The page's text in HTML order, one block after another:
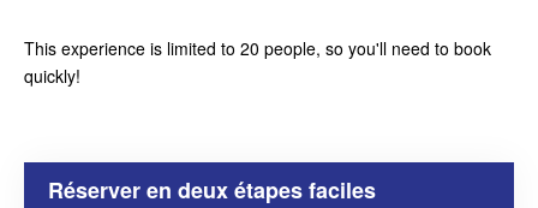
This experience is limited to 20 people, so you'll need to book
quickly!
Réserver en deux étapes faciles